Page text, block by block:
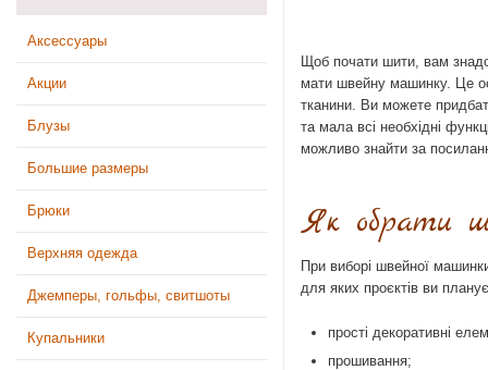
Аксессуары
Акции
Блузы
Большие размеры
Брюки
Верхняя одежда
Джемперы, гольфы, свитшоты
Купальники
Щоб почати шити, вам
мати швейну машинку. Це
тканини. Ви можете
та мала всі необхідні
можливо знайти за
Як обрати
При виборі швейної
для яких проєктів ви
прості декоративні
прошивання;